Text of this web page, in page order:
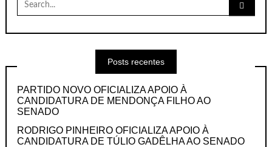
for:
Posts recentes
PARTIDO NOVO OFICIALIZA APOIO À
CANDIDATURA DE MENDONÇA FILHO AO
SENADO
RODRIGO PINHEIRO OFICIALIZA APOIO À
CANDIDATURA DE TÚLIO GADÊLHA AO SENADO